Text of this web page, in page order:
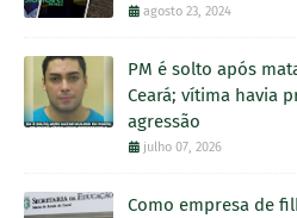
agosto 23, 2024
PM é solto após
Ceará; vítima havia
agressão
julho 07, 2026
Como empresa de